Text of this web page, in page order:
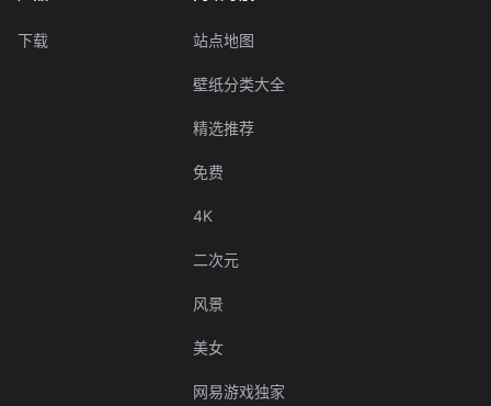
下载 站点地图
壁纸分类大全
精选推荐
免费
4K
二次元
风景
美女
网易游戏独家